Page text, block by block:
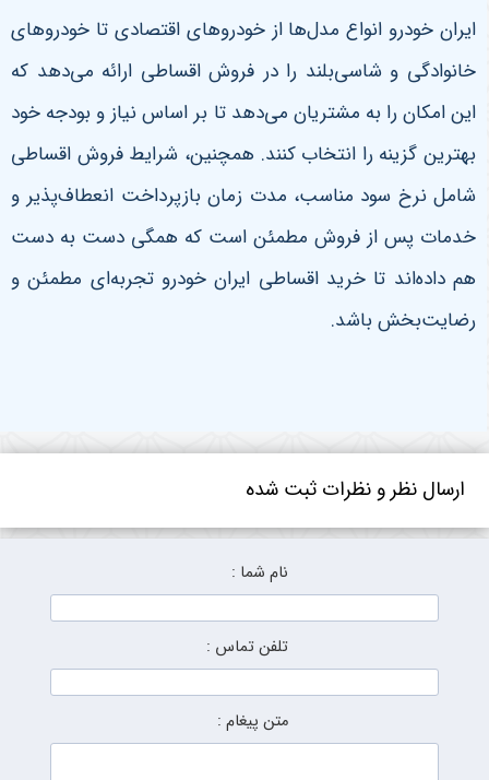
ایران خودرو انواع مدل‌ها از خودروهای اقتصادی تا خودروهای
خانوادگی و شاسی‌بلند را در فروش اقساطی ارائه می‌دهد که
این امکان را به مشتریان می‌دهد تا بر اساس نیاز و بودجه خود
بهترین گزینه را انتخاب کنند. همچنین، شرایط فروش اقساطی
شامل نرخ سود مناسب، مدت زمان بازپرداخت انعطاف‌پذیر و
خدمات پس از فروش مطمئن است که همگی دست به دست
هم داده‌اند تا خرید اقساطی ایران خودرو تجربه‌ای مطمئن و
رضایت‌بخش باشد.
ارسال نظر و نظرات ثبت شده
نام شما :
تلفن تماس :
متن پیغام :